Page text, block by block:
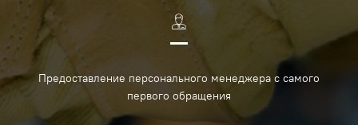
Предоставление персонального менеджера с самого
первого обращения